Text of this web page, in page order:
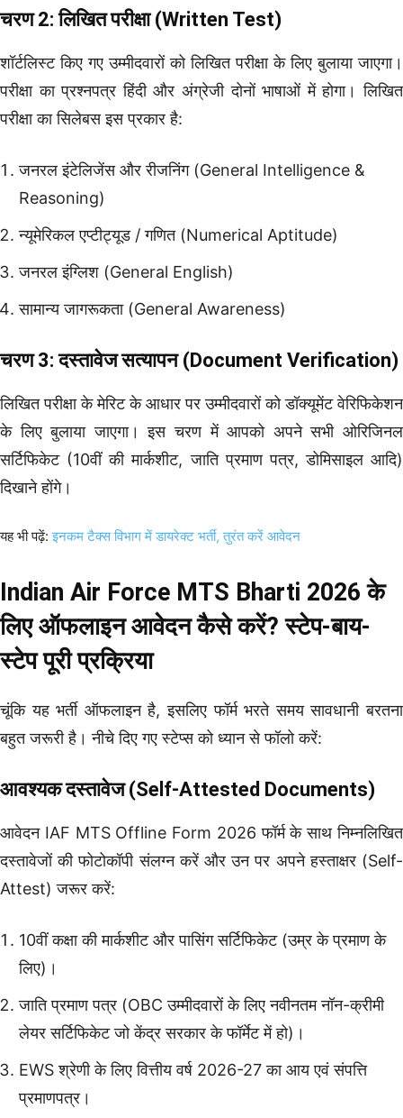
चरण 2: लिखित परीक्षा (Written Test)
शॉर्टलिस्ट किए गए उम्मीदवारों को लिखित परीक्षा के लिए बुलाया जाएगा।
परीक्षा का प्रश्नपत्र हिंदी और अंग्रेजी दोनों भाषाओं में होगा। लिखित
परीक्षा का सिलेबस इस प्रकार है:
जनरल इंटेलिजेंस और रीजनिंग (General Intelligence &
Reasoning)
न्यूमेरिकल एप्टीट्यूड / गणित (Numerical Aptitude)
जनरल इंग्लिश (General English)
सामान्य जागरूकता (General Awareness)
चरण 3: दस्तावेज सत्यापन (Document Verification)
लिखित परीक्षा के मेरिट के आधार पर उम्मीदवारों को डॉक्यूमेंट वेरिफिकेशन
के लिए बुलाया जाएगा। इस चरण में आपको अपने सभी ओरिजिनल
सर्टिफिकेट (10वीं की मार्कशीट, जाति प्रमाण पत्र, डोमिसाइल आदि)
दिखाने होंगे।
यह भी पढ़ें:इनकम टैक्स विभाग में डायरेक्ट भर्ती, तुरंत करें आवेदन
Indian Air Force MTS Bharti 2026 के
लिए ऑफलाइन आवेदन कैसे करें? स्टेप-बाय-
स्टेप पूरी प्रक्रिया
चूंकि यह भर्ती ऑफलाइन है, इसलिए फॉर्म भरते समय सावधानी बरतना
बहुत जरूरी है। नीचे दिए गए स्टेप्स को ध्यान से फॉलो करें:
आवश्यक दस्तावेज (Self-Attested Documents)
आवेदन IAF MTS Offline Form 2026 फॉर्म के साथ निम्नलिखित
दस्तावेजों की फोटोकॉपी संलग्न करें और उन पर अपने हस्ताक्षर (Self-
Attest) जरूर करें:
10वीं कक्षा की मार्कशीट और पासिंग सर्टिफिकेट (उम्र के प्रमाण के
लिए)।
जाति प्रमाण पत्र (OBC उम्मीदवारों के लिए नवीनतम नॉन-क्रीमी
लेयर सर्टिफिकेट जो केंद्र सरकार के फॉर्मेट में हो)।
EWS श्रेणी के लिए वित्तीय वर्ष 2026-27 का आय एवं संपत्ति
प्रमाणपत्र।